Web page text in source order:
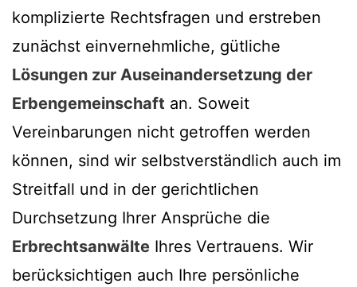
komplizierte Rechtsfragen und erstreben
zunächst einvernehmliche, gütliche
Lösungen zur Auseinandersetzung der
Erbengemeinschaft an. Soweit
Vereinbarungen nicht getroffen werden
können, sind wir selbstverständlich auch im
Streitfall und in der gerichtlichen
Durchsetzung Ihrer Ansprüche die
Erbrechtsanwälte Ihres Vertrauens. Wir
berücksichtigen auch Ihre persönliche